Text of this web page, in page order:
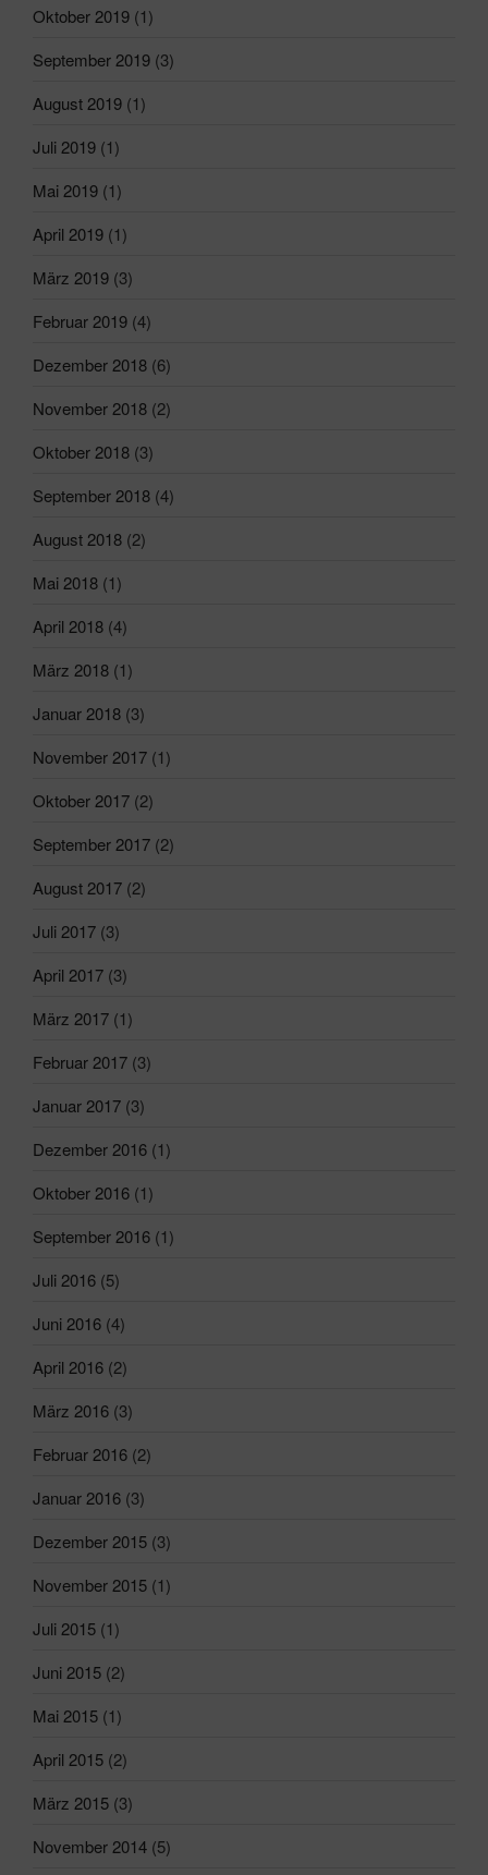
Oktober 2019 (1)
September 2019 (3)
August 2019 (1)
Juli 2019 (1)
Mai 2019 (1)
April 2019 (1)
März 2019 (3)
Februar 2019 (4)
Dezember 2018 (6)
November 2018 (2)
Oktober 2018 (3)
September 2018 (4)
August 2018 (2)
Mai 2018 (1)
April 2018 (4)
März 2018 (1)
Januar 2018 (3)
November 2017 (1)
Oktober 2017 (2)
September 2017 (2)
August 2017 (2)
Juli 2017 (3)
April 2017 (3)
März 2017 (1)
Februar 2017 (3)
Januar 2017 (3)
Dezember 2016 (1)
Oktober 2016 (1)
September 2016 (1)
Juli 2016 (5)
Juni 2016 (4)
April 2016 (2)
März 2016 (3)
Februar 2016 (2)
Januar 2016 (3)
Dezember 2015 (3)
November 2015 (1)
Juli 2015 (1)
Juni 2015 (2)
Mai 2015 (1)
April 2015 (2)
März 2015 (3)
November 2014 (5)